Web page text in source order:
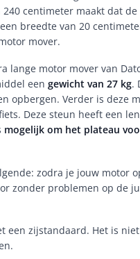
centimeter maakt dat
breedte van 20
mover.
lange motor mover van
een gewicht van 27 kg.
opbergen. Verder is deze
Deze steun heeft een
mogelijk om het plateau
zodra je jouw motor
zonder problemen op de
een zijstandaard. Het is